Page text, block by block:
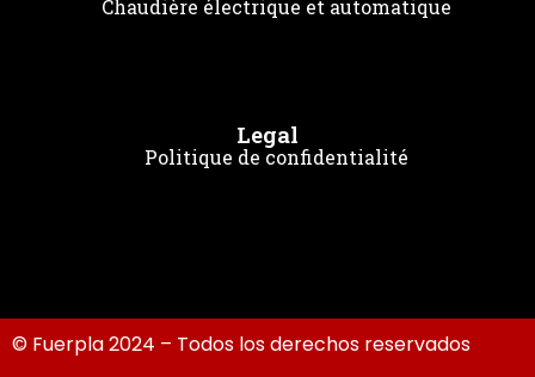
Chaudière électrique et automatique
Legal
Politique de confidentialité
© Fuerpla 2024 – Todos los derechos reservados